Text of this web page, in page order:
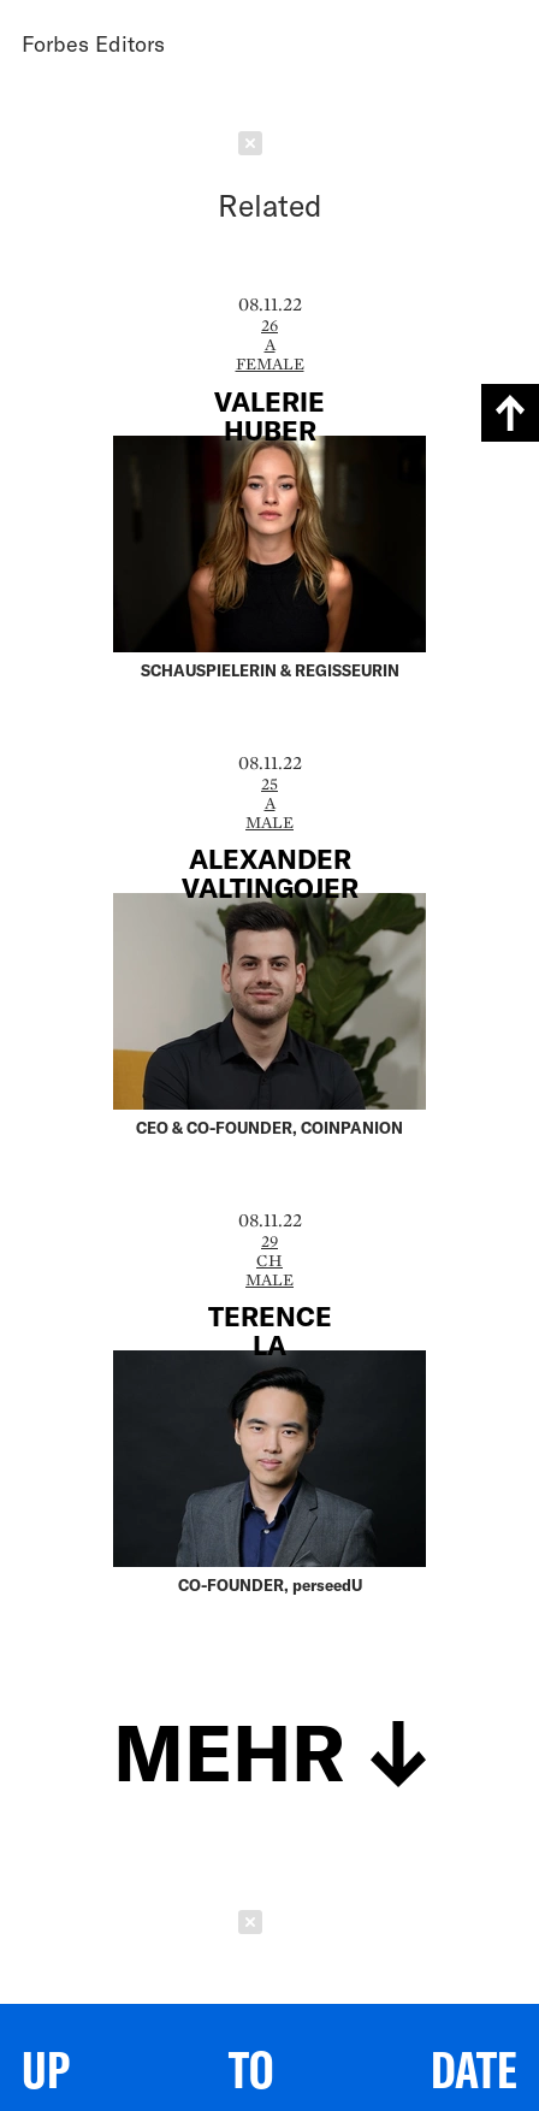
Forbes Editors
Related
08.11.22
26
A
FEMALE
VALERIE
HUBER
SCHAUSPIELERIN & REGISSEURIN
08.11.22
25
A
MALE
ALEXANDER
VALTINGOJER
CEO & CO-FOUNDER, COINPANION
08.11.22
29
CH
MALE
TERENCE
LA
CO-FOUNDER, perseedU
MEHR
UP TO DATE